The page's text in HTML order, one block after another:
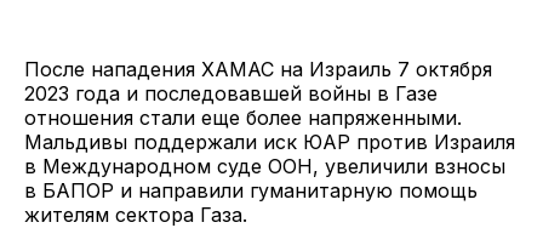
После нападения ХАМАС на Израиль 7 октября
2023 года и последовавшей войны в Газе
отношения стали еще более напряженными.
Мальдивы поддержали иск ЮАР против Израиля
в Международном суде ООН, увеличили взносы
в БАПОР и направили гуманитарную помощь
жителям сектора Газа.